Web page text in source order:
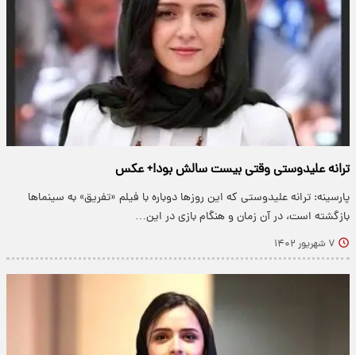
ترانه علیدوستی وقتی بیست سالش بود!+ عکس
پارسینه: ترانه علیدوستی که این روزها دوباره با فیلم «تفریق» به سینماها
بازگشته است، در آن زمان و هنگام بازی در این…
۷ شهریور ۱۴۰۲